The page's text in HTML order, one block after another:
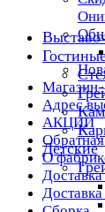
Адрес
АКЦИИ
Обратная
О
Детские